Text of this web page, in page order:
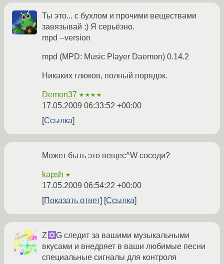
Ты это... с бухлом и прочими веществами
завязывай ;) Я серьёзно.
mpd --version
mpd (MPD: Music Player Daemon) 0.14.2
Никаких глюков, полный порядок.
Demon37 ★★★★
17.05.2009 06:33:52 +00:00
Ссылка
Может быть это вещес^W соседи?
kapsh ★
17.05.2009 06:54:22 +00:00
Показать ответ
Ссылка
Z
G следит за вашими музыкальными
вкусами и внедряет в ваши любимые песни
специальные сигналы для контроля